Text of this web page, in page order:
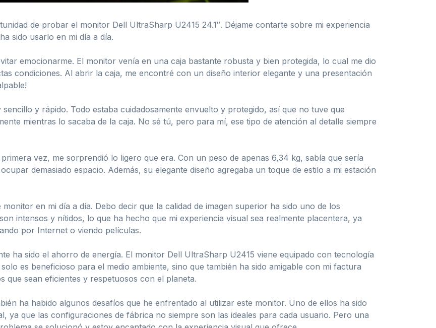
de probar el monitor Dell UltraSharp U2415 24.1″. Déjame contarte sobre mi experiencia
sido usarlo en mi día a día.
emocionarme. El monitor venía en una caja bastante robusta y bien protegida, lo cual me dio
condiciones. Al abrir la caja, me encontré con un diseño interior elegante y una presentación
y rápido. Todo estaba cuidadosamente envuelto y protegido, así que no tuve que
mientras lo sacaba de la caja. No sé tú, pero para mí, ese tipo de atención al detalle siempre
vez, me sorprendió lo ligero que era. Con un peso de apenas 6,34 kg, sabía que sería
demasiado espacio. Además, su elegante diseño agregaba un toque de estilo a mi estación
en mi día a día. Debo decir que la calidad de imagen superior ha sido uno de los
intensos y nítidos, lo que ha hecho que mi experiencia visual sea realmente placentera, ya
por Internet o viendo películas.
ha sido el ahorro de energía. El monitor Dell UltraSharp U2415 viene equipado con tecnología
es beneficioso para el medio ambiente, sino que también ha sido amigable con mi factura
que sean eficientes y respetuosos con el planeta.
ha habido algunos desafíos que he enfrentado al utilizar este monitor. Uno de ellos ha sido
ya que las configuraciones de fábrica no siempre son las ideales para cada usuario. Pero una